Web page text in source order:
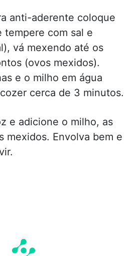
anti-aderente coloque
tempere com sal e
vá mexendo até os
(ovos mexidos).
e o milho em água
cerca de 3 minutos.
e adicione o milho, as
mexidos. Envolva bem e